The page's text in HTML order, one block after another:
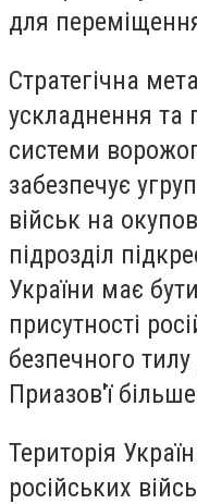
для
Стратегічна
ускладнення та
системи
забезпечує
військ на
підрозділ
України має
присутності
безпечного
Приазов'ї
Територія
російських